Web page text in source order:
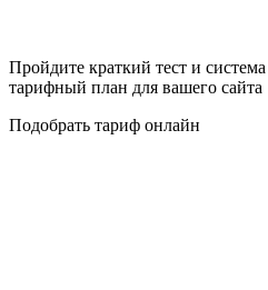
Пройдите краткий тест и
тарифный план для вашего сайта
Подобрать тариф онлайн